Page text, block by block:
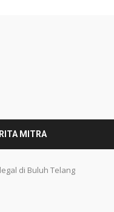
MITRA
di Buluh Telang